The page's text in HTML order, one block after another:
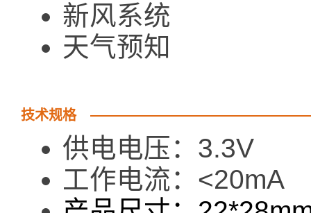
新风系统
天气预知
技术规格
供电电压：3.3V
工作电流：<20mA